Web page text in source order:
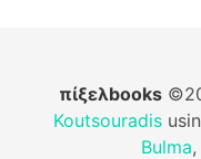
πίξελbooks
Koutsouradis
Bulma